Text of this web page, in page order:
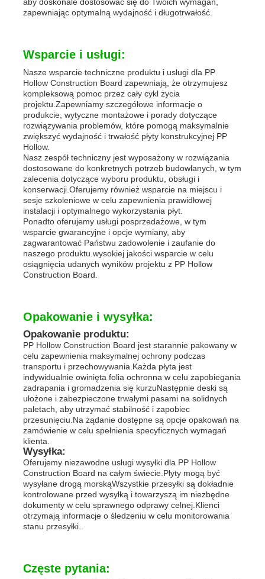
zapewniając optymalną wydajność i długotrwałość.
Wsparcie i usługi:
Nasze wsparcie techniczne produktu i usługi dla PP
Hollow Construction Board zapewniają, że otrzymujesz
kompleksową pomoc przez cały cykl życia
projektu.Zapewniamy szczegółowe informacje o
produkcie, wytyczne montażowe i porady dotyczące
rozwiązywania problemów, które pomogą maksymalnie
zwiększyć wydajność i trwałość płyty konstrukcyjnej PP
Hollow.
Nasz zespół techniczny jest wyposażony w rozwiązania
dostosowane do konkretnych potrzeb budowlanych, w tym
zalecenia dotyczące wyboru produktu, obsługi i
konserwacji.Oferujemy również wsparcie na miejscu i
sesje szkoleniowe w celu zapewnienia prawidłowej
instalacji i optymalnego wykorzystania płyt.
Ponadto oferujemy usługi posprzedażowe, w tym
wsparcie gwarancyjne i opcje wymiany, aby
zagwarantować Państwu zadowolenie i zaufanie do
naszego produktu.wysokiej jakości wsparcie w celu
osiągnięcia udanych wyników projektu z PP Hollow
Construction Board.
Opakowanie i wysyłka:
Opakowanie produktu:
PP Hollow Construction Board jest starannie pakowany w
celu zapewnienia maksymalnej ochrony podczas
transportu i przechowywania.Każda płyta jest
indywidualnie owinięta folia ochronna w celu zapobiegania
zadrapania i gromadzenia się kurzuNastępnie deski są
ułożone i zabezpieczone trwałymi pasami na solidnych
paletach, aby utrzymać stabilność i zapobiec
przesunięciu.Na żądanie dostępne są opcje opakowań na
zamówienie w celu spełnienia specyficznych wymagań
klienta.
Wysyłka:
Oferujemy niezawodne usługi wysyłki dla PP Hollow
Construction Board na całym świecie.Płyty mogą być
wysyłane drogą morskąWszystkie przesyłki są dokładnie
kontrolowane przed wysyłką i towarzyszą im niezbędne
dokumenty w celu sprawnego odprawy celnej.Klienci
otrzymają informacje o śledzeniu w celu monitorowania
stanu przesyłki..
Częste pytania: